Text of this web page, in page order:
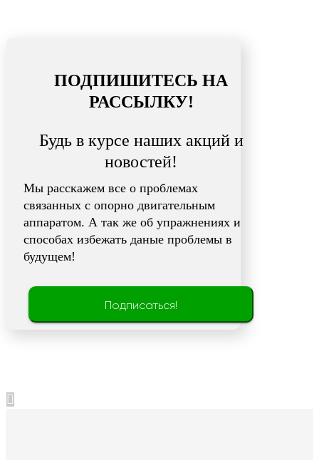
ПОДПИШИТЕСЬ НА
РАССЫЛКУ!
Будь в курсе наших акций и
новостей!
Мы расскажем все о проблемах
связанных с опорно двигательным
аппаратом. А так же об упражнениях и
способах избежать даные проблемы в
будущем!
Подписаться!